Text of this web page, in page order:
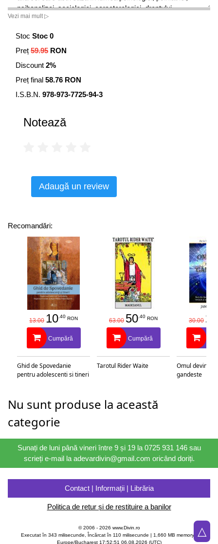
psihanalizei, sociologiei, caracterologici, dreptului,
criminologiei, criminalisticii, istoriei, muzicii, literaturii,
profesionale, compatibilității cuplului, dar și din alte
domenii, volumul de față fiind un bun prilej de completare
a datelor cunoscute și de ce nu, și de confruntare.Munca
psiholog, dar și un talent de descriere care să înlăture
monotonia.Este foarte important să se înțeleagă că nu
studiu, observație, experiență , și poate de aceea
gesturile lor. Ceea ce este proiectat de un individ în scrisul
său reflectă în general trăsăturile caracteriale
epuizăm subiectul, sau cum a spus Dostoievski: „Nimeni
Dumnezeu“.
Vezi mai mult ▷
Stoc Stoc 0
Preț 59.95 RON
Discount 2%
Preț final 58.76 RON
I.S.B.N. 978-973-7725-94-3
Notează
Adaugă un review
Recomandări:
13.00 10.40 RON
Cumpără
Ghid de Spovedanie
pentru adolescenti si tineri
63.00 50.40 RON
Cumpără
Tarotul Rider Waite
30.00 25
Omul devine
gandeste
Nu sunt produse la această
categorie
Sunați de luni până vineri între 9 și 19 la 0725 931 146 sau
scrieți e-mail la adevardivin@gmail.com oricând doriți.
Contact | Informații | Librăria
Politica de retur și de restituire a banilor
© 2006 - 2026 www.Divin.ro
Executat în 343 milisecunde, Încărcat în 110 milisecunde | 1,660 MB memory |
Europe/Bucharest 17:52:51 06.08.2026 (UTC)
△